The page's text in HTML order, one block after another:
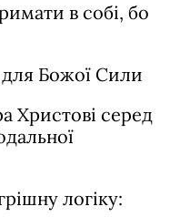
в собі, бо
Божої Сили
Христові серед
логіку: